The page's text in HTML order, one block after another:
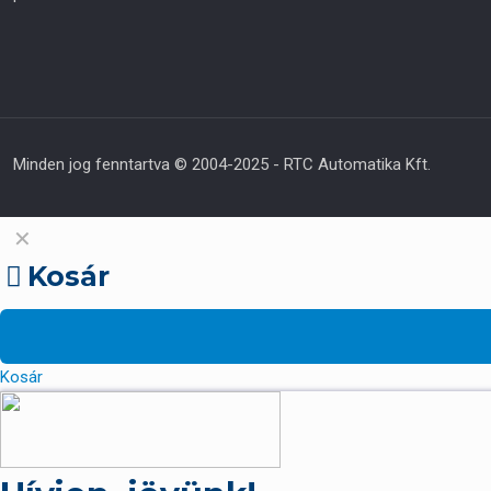
Minden jog fenntartva © 2004-2025 - RTC Automatika Kft.
✕
Kosár
Kosár